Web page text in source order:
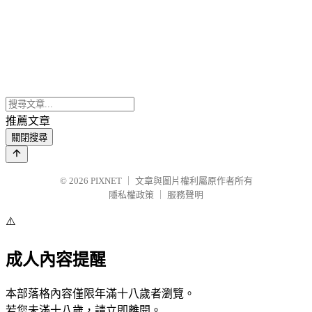
推薦文章
關閉搜尋
© 2026 PIXNET
文章與圖片權利屬原作者所有
隱私權政策
服務聲明
⚠️
成人內容提醒
本部落格內容僅限年滿十八歲者瀏覽。